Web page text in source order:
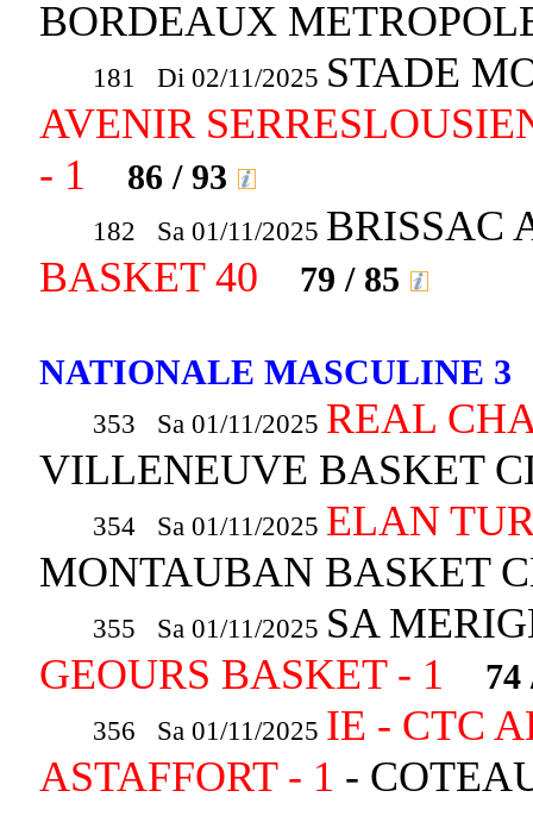
BORDEAUX
181 Di 02/11/2025 STADE
AVENIR
- 1
86 / 93
182 Sa 01/11/2025 BRISSAC
BASKET 40
79 / 85
NATIONALE MASCULINE 3
353 Sa 01/11/2025 REAL
VILLENEUVE BASKET
354 Sa 01/11/2025 ELAN
MONTAUBAN BASKET
355 Sa 01/11/2025 SA
GEOURS BASKET - 1
74
356 Sa 01/11/2025 IE - CTC
ASTAFFORT - 1 -